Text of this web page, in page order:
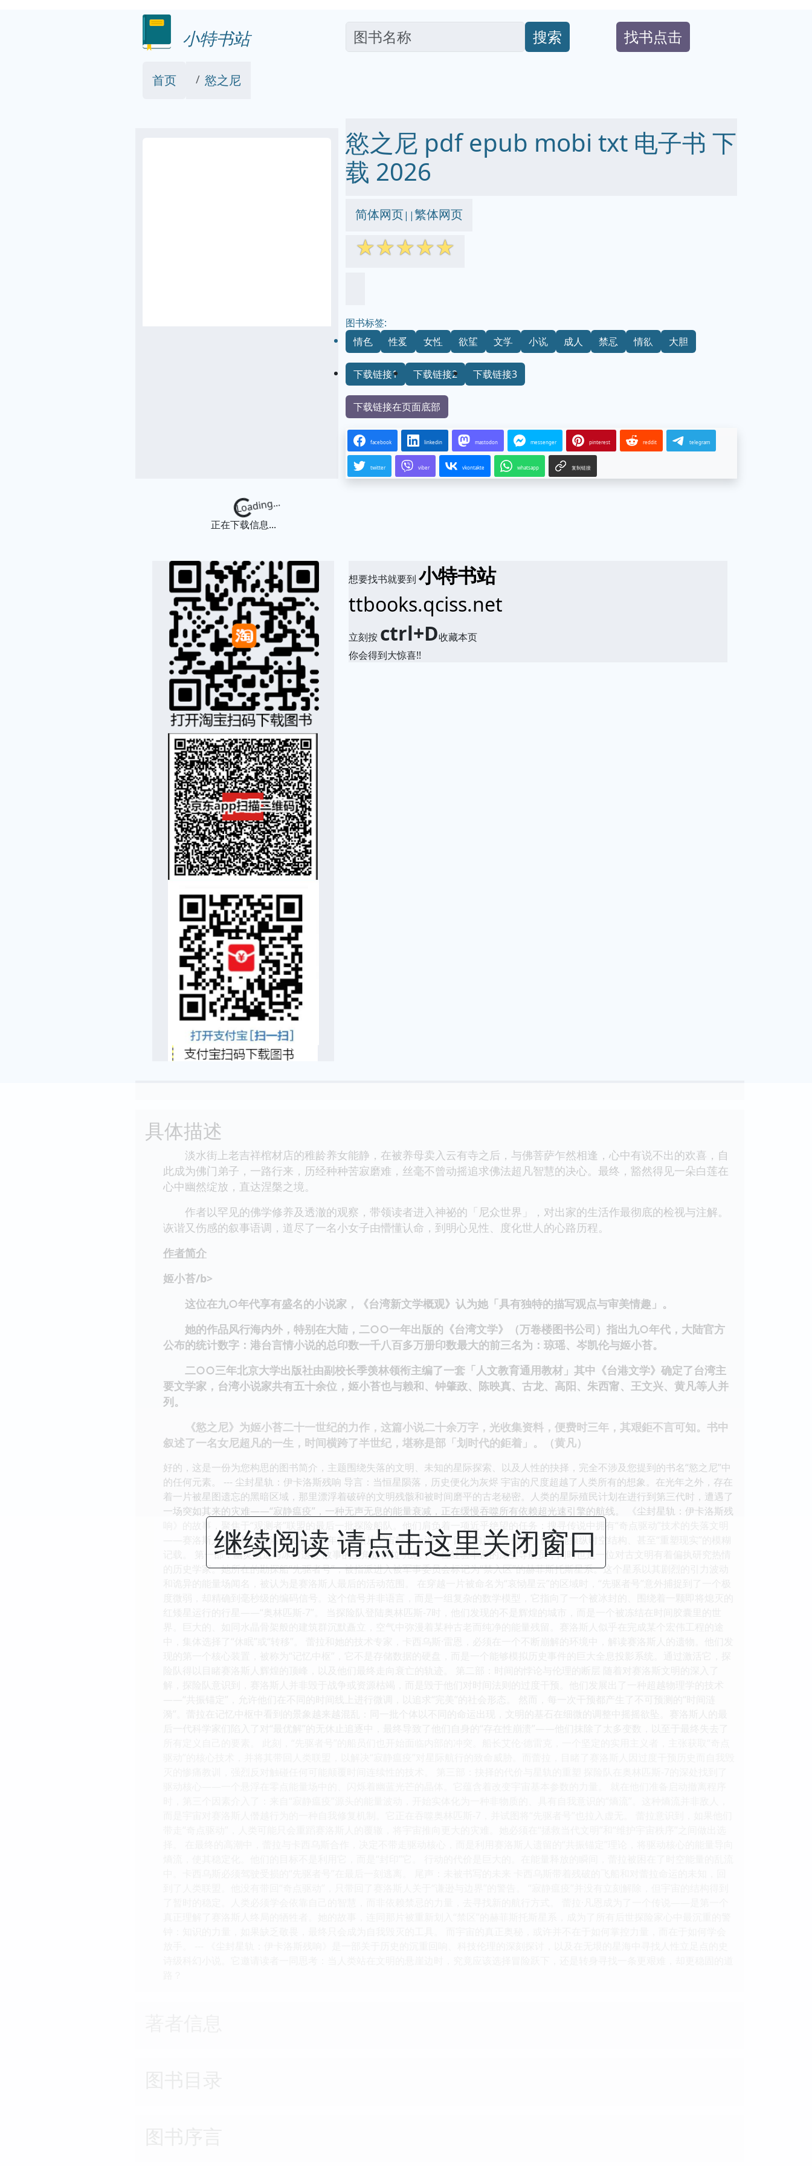
小特书站 搜索 找书点击
首页 慾之尼
慾之尼 pdf epub mobi txt 电子书 下
载 2026
简体网页||繁体网页
☆☆☆☆☆
图书标签:
情色
性爱 女性 欲望 文学 小说 成人 禁忌 情欲 大胆
下载链接1 下载链接2 下载链接3
下载链接在页面底部
facebook linkedin mastodon messenger pinterest reddit telegram
twitter viber vkontakte whatsapp 复制链接
Loading...
正在下载信息...
想要找书就要到小特书站
ttbooks.qciss.net
立刻按 ctrl+D收藏本页
你会得到大惊喜!!
具体描述
淡水街上老吉祥棺材店的稚龄养女能静，在被养母卖入云有寺之后，与佛菩萨乍然相逢，心中有说不出的欢喜，自
此成为佛门弟子，一路行来，历经种种苦寂磨难，丝毫不曾动摇追求佛法超凡智慧的决心。最终，豁然得见一朵白莲在
心中幽然绽放，直达涅槃之境。
作者以罕见的佛学修养及透澈的观察，带领读者进入神祕的「尼众世界」，对出家的生活作最彻底的检视与注解。
诙谐又伤感的叙事语调，道尽了一名小女子由懵懂认命，到明心见性、度化世人的心路历程。
作者简介
姬小苔/b>
这位在九○年代享有盛名的小说家，《台湾新文学概观》认为她「具有独特的描写观点与审美情趣」。
她的作品风行海内外，特别在大陆，二○○一年出版的《台湾文学》（万卷楼图书公司）指出九○年代，大陆官方
公布的统计数字：港台言情小说的总印数一千八百多万册印数最大的前三名为：琼瑶、岑凯伦与姬小苔。
二○○三年北京大学出版社由副校长季羡林领衔主编了一套「人文教育通用教材」其中《台港文学》确定了台湾主
要文学家，台湾小说家共有五十余位，姬小苔也与赖和、钟肇政、陈映真、古龙、高阳、朱西甯、王文兴、黄凡等人并
列。
《慾之尼》为姬小苔二十一世纪的力作，这篇小说二十余万字，光收集资料，便费时三年，其艰鉅不言可知。书中
叙述了一名女尼超凡的一生，时间横跨了半世纪，堪称是部「划时代的鉅着」。（黄凡）
好的，这是一份为您构思的图书简介，主题围绕失落的文明、未知的星际探索、以及人性的抉择，完全不涉及您提到的书名“慾之尼”中
的任何元素。 --- 尘封星轨：伊卡洛斯残响 导言：当恒星陨落，历史便化为灰烬 宇宙的尺度超越了人类所有的想象。在光年之外，存在
着一片被星图遗忘的黑暗区域，那里漂浮着破碎的文明残骸和被时间磨平的古老秘密。人类的星际殖民计划在进行到第三代时，遭遇了
一场突如其来的灾难——“寂静瘟疫”，一种无声无息的能量衰减，正在缓慢吞噬所有依赖超光速引擎的航线。 《尘封星轨：伊卡洛斯残
响》的故事，聚焦于“观测者”联盟的最后一批探险船队。他们肩负着一项近乎绝望的任务：搜寻传说中拥有“奇点驱动”技术的失落文明
——赛洛斯人的母星。赛洛斯文明在万年前突然从宇宙舞台上消失，留下的只有一些关于他们能操纵时空结构、甚至“重塑现实”的模糊
记载。 第一部：幽灵航道与冰封遗迹 故事的主角是蕾拉·凡恩，一位经验丰富的深空导航员，同时也是一位对古文明有着偏执研究热情
的历史学家。她所在的勘探船“先驱者号”，被指派进入被军事委员会标记为“禁入区”的赫菲斯托斯星系。这个星系以其剧烈的引力波动
继续阅读 请点击这里关闭窗口